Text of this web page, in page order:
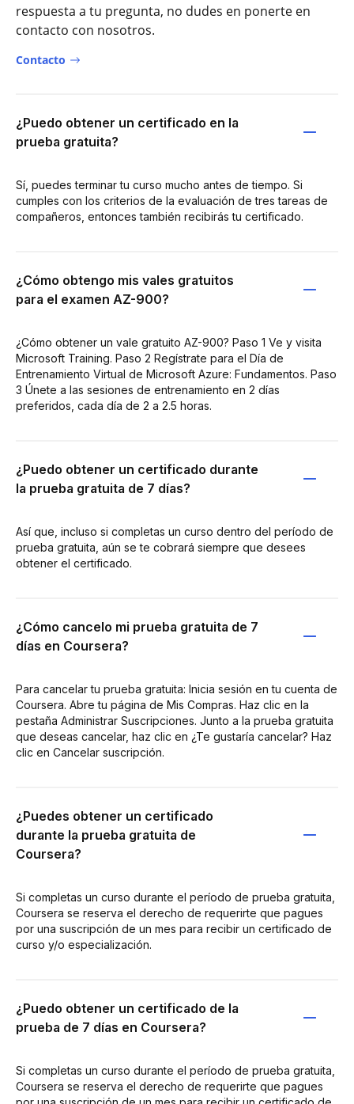
respuesta a tu pregunta, no dudes en ponerte en
contacto con nosotros.
Contacto
¿Puedo obtener un certificado en la
prueba gratuita?
Sí, puedes terminar tu curso mucho antes de tiempo. Si
cumples con los criterios de la evaluación de tres tareas de
compañeros, entonces también recibirás tu certificado.
¿Cómo obtengo mis vales gratuitos
para el examen AZ-900?
¿Cómo obtener un vale gratuito AZ-900? Paso 1 Ve y visita
Microsoft Training. Paso 2 Regístrate para el Día de
Entrenamiento Virtual de Microsoft Azure: Fundamentos. Paso
3 Únete a las sesiones de entrenamiento en 2 días
preferidos, cada día de 2 a 2.5 horas.
¿Puedo obtener un certificado durante
la prueba gratuita de 7 días?
Así que, incluso si completas un curso dentro del período de
prueba gratuita, aún se te cobrará siempre que desees
obtener el certificado.
¿Cómo cancelo mi prueba gratuita de 7
días en Coursera?
Para cancelar tu prueba gratuita: Inicia sesión en tu cuenta de
Coursera. Abre tu página de Mis Compras. Haz clic en la
pestaña Administrar Suscripciones. Junto a la prueba gratuita
que deseas cancelar, haz clic en ¿Te gustaría cancelar? Haz
clic en Cancelar suscripción.
¿Puedes obtener un certificado
durante la prueba gratuita de
Coursera?
Si completas un curso durante el período de prueba gratuita,
Coursera se reserva el derecho de requerirte que pagues
por una suscripción de un mes para recibir un certificado de
curso y/o especialización.
¿Puedo obtener un certificado de la
prueba de 7 días en Coursera?
Si completas un curso durante el período de prueba gratuita,
Coursera se reserva el derecho de requerirte que pagues